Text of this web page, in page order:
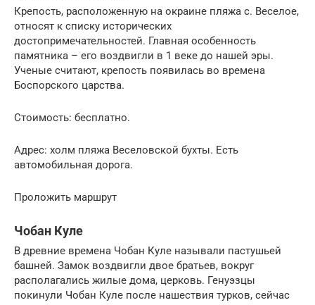
Крепость, расположенную на окраине пляжа с. Веселое,
относят к списку исторических
достопримечательностей. Главная особенность
памятника – его воздвигли в 1 веке до нашей эры.
Ученые считают, крепость появилась во времена
Боспорского царства.
Стоимость: бесплатно.
Адрес: холм пляжа Веселовской бухты. Есть
автомобильная дорога.
Проложить маршрут
Чобан Куле
В древние времена Чобан Куле называли пастушьей
башней. Замок воздвигли двое братьев, вокруг
располагались жилые дома, церковь. Генуэзцы
покинули Чобан Куле после нашествия турков, сейчас